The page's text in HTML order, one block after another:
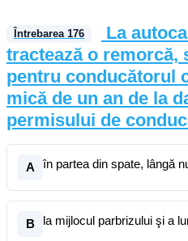
Întrebarea 176
La
tractează o remorcă,
pentru conducătorul
mică de un an de la
permisului de
A în partea din spate, lângă
B la mijlocul parbrizului şi a